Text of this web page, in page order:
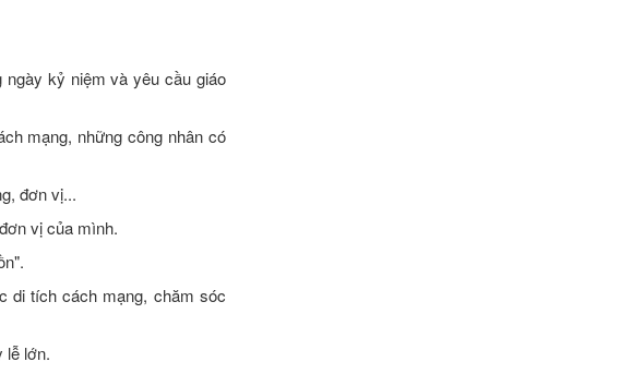
ngày kỷ niệm và yêu cầu giáo
mạng, những công nhân có
đơn vị...
vị của mình.
di tích cách mạng, chăm sóc
lễ lớn.